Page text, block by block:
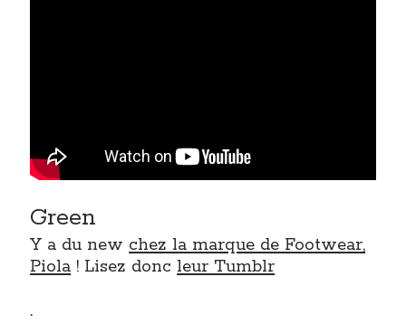
Green
Y a du new chez la marque de Footwear,
Piola ! Lisez doncleur Tumblr